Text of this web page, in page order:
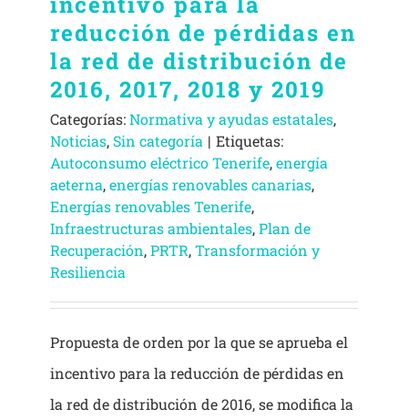
reducción de pérdidas en
la red de distribución de
2016, 2017, 2018 y 2019
Categorías:Normativa y ayudas estatales,
Noticias,Sin categoría | Etiquetas:
Autoconsumo eléctrico Tenerife,energía
aeterna,energías renovables canarias,
Energías renovables Tenerife,
Infraestructuras ambientales,Plan de
Recuperación,PRTR,Transformación y
Resiliencia
Propuesta de orden por la que se aprueba el
incentivo para la reducción de pérdidas en
la red de distribución de 2016, se modifica la